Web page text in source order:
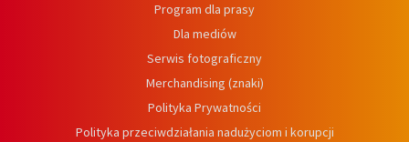
Program dla prasy
Dla mediów
Serwis fotograficzny
Merchandising (znaki)
Polityka Prywatności
Polityka przeciwdziałania nadużyciom i korupcji